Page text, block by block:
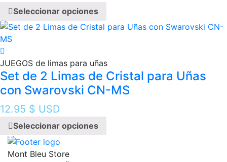
Seleccionar opciones
JUEGOS de limas para uñas
Set de 2 Limas de Cristal para Uñas
con Swarovski CN-MS
12.95 $ USD
Seleccionar opciones
Mont Bleu Store